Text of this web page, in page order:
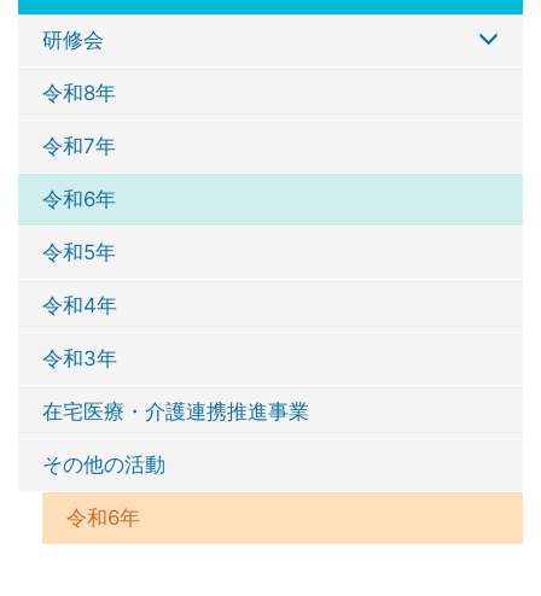
研修会
令和8年
令和7年
令和6年
令和5年
令和4年
令和3年
在宅医療・介護連携推進事業
その他の活動
令和6年